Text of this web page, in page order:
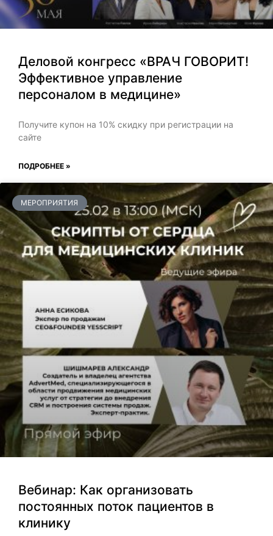
Деловой конгресс «ВРАЧ ГОВОРИТ!
Эффективное управление
персоналом в медицине»
Получите купон на 10% скидку при регистрации на
сайте
ПОДРОБНЕЕ »
МЕРОПРИЯТИЯ
Вебинар: Как организовать
постоянных поток пациентов в
клинику